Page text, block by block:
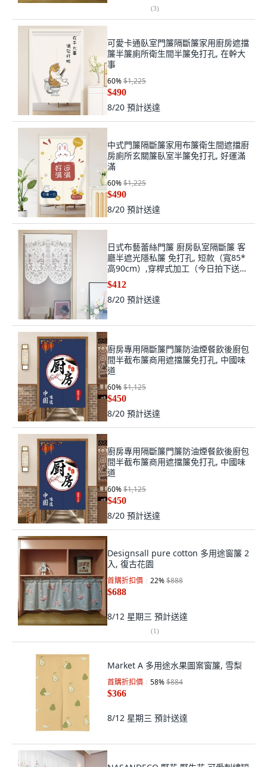
(3)
可愛卡通臥室門簾隔斷簾家用廚房遮擋
簾半簾廁所衛生間半簾免打孔, 在幹大
事
60%$1,225
$490
8/20 預計送達
中式門簾隔斷簾家用布簾衛生間遮擋廚
房廁所玄關簾臥室半簾免打孔, 好運滿
滿
60%$1,225
$490
8/20 預計送達
日式布藝蕾絲門簾 廚房臥室隔斷簾 客
廳半遮光隱私簾 免打孔, 短款（寬85*
高90cm）,穿桿式加工（今日拍下送伸
縮桿）
$412
8/20 預計送達
廚房專用隔斷簾門簾防油煙餐飲後廚包
間半截布簾商用遮擋簾免打孔, 中國味
道
60%$1,125
$450
8/20 預計送達
廚房專用隔斷簾門簾防油煙餐飲後廚包
間半截布簾商用遮擋簾免打孔, 中國味
道
60%$1,125
$450
8/20 預計送達
Designsall pure cotton 多用途窗簾 2
入, 復古花園
首購折扣價 22%$888
$688
8/12 星期三 預計送達
(1)
Market A 多用途水果圖案窗簾, 雪梨
首購折扣價 58%$884
$366
8/12 星期三 預計送達